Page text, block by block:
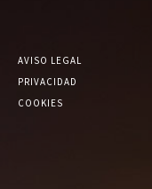
AVISO LEGAL
PRIVACIDAD
COOKIES